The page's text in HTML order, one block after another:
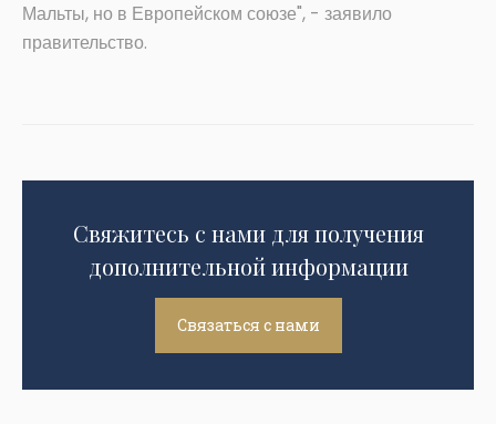
Мальты, но в Европейском союзе", - заявило
правительство.
Свяжитесь с нами для получения
дополнительной информации
Связаться с нами